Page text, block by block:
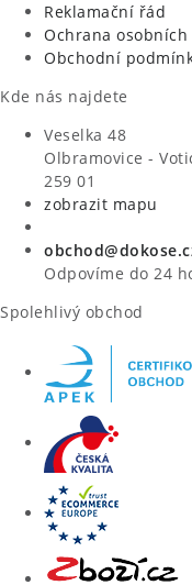
Reklamační řád
Ochrana
Obchodní
Kde nás najdete
Veselka 48
Olbramovice -
259 01
zobrazit mapu
Odpovíme do 24
Spolehlivý obchod
DOMÁCNOST
ÚKLID
VÝPRODEJ
ZNAČKY
Úvod Kontakt
Moje objednávka